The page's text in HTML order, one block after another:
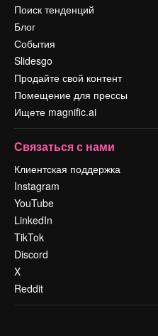
Поиск тенденций
Блог
События
Slidesgo
Продайте свой контент
Помещение для прессы
Ищете magnific.ai
Связаться с нами
Клиентская поддержка
Instagram
YouTube
LinkedIn
TikTok
Discord
X
Reddit